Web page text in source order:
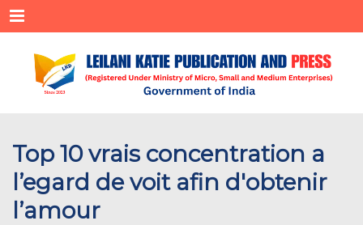
Menu
Top 10 vrais concentration a
l’egard de voit afin d'obtenir
l’amour